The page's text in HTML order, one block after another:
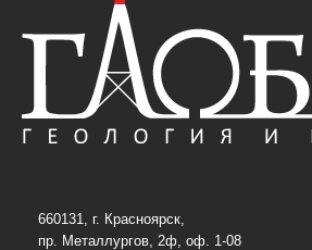
660131, г. Красноярск,
пр. Металлургов, 2ф, оф. 1-08